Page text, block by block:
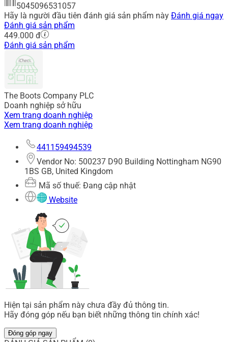
5045096531057
Hãy là người đầu tiên đánh giá sản phẩm này Đánh giá ngay
Đánh giá sản phẩm
449.000 đ
Đánh giá sản phẩm
The Boots Company PLC
Doanh nghiệp sở hữu
Xem trang doanh nghiệp
Xem trang doanh nghiệp
441159494539
Vendor No: 500237 D90 Building Nottingham NG90
1BS GB, United Kingdom
Mã số thuế: Đang cập nhật
Website
Hiện tại sản phẩm này chưa đầy đủ thông tin.
Hãy đóng góp nếu bạn biết những thông tin chính xác!
Đóng góp ngay